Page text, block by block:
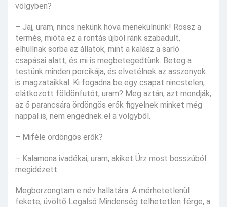
völgyben?
– Jaj, uram, nincs nekünk hova menekülnünk! Rossz a
termés, mióta ez a rontás újból ránk szabadult,
elhullnak sorba az állatok, mint a kalász a sarló
csapásai alatt, és mi is megbetegedtünk. Beteg a
testünk minden porcikája, és elvetélnek az asszonyok
is magzataikkal. Ki fogadna be egy csapat nincstelen,
elátkozott földönfutót, uram? Meg aztán, azt mondják,
az ő parancsára ördöngös erők figyelnek minket még
nappal is, nem engednek el a völgyből.
– Miféle ördöngös erők?
– Kalamona ivadékai, uram, akiket Ürz most bosszúból
megidézett.
Megborzongtam e név hallatára. A mérhetetlenül
fekete, üvöltő Legalsó Mindenség telhetetlen férge, a